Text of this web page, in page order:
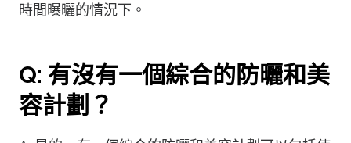
時間曝曬的情況下。
Q: 有沒有一個綜合的防曬和美
容計劃？